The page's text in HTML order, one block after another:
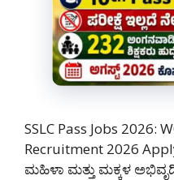
SSLC Pass Jobs 2026:
Recruitment 2026
ಮಹಿಳಾ ಮತ್ತು ಮಕ್ಕಳ